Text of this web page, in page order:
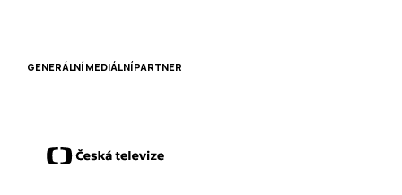
GENERÁLNÍ MEDIÁLNÍ PARTNER